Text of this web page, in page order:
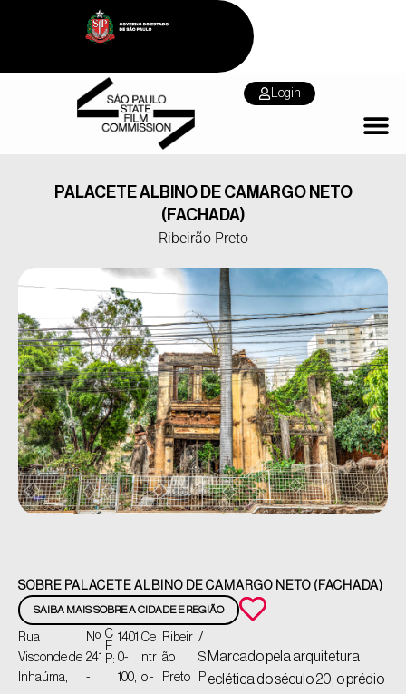
Login
PALACETE ALBINO DE CAMARGO NETO
(FACHADA)
Ribeirão Preto
SOBRE PALACETE ALBINO DE CAMARGO NETO (FACHADA)
SAIBA MAIS SOBRE A CIDADE E REGIÃO
Rua
Visconde de
Inhaúma,
Nº
241
-
C
E
P:
1401
0-
100,
Ce
ntr
o -
Ribeir
ão
Preto
/
S
P
Marcado pela arquitetura
eclética do século 20, o prédio